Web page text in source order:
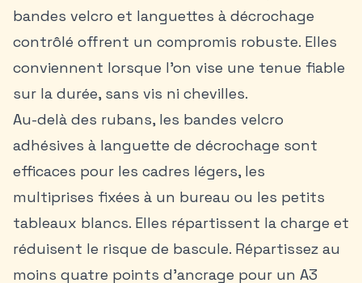
bandes velcro et languettes à décrochage
contrôlé offrent un compromis robuste. Elles
conviennent lorsque l’on vise une tenue fiable
sur la durée, sans vis ni chevilles.
Au-delà des rubans, les bandes velcro
adhésives à languette de décrochage sont
efficaces pour les cadres légers, les
multiprises fixées à un bureau ou les petits
tableaux blancs. Elles répartissent la charge et
réduisent le risque de bascule. Répartissez au
moins quatre points d’ancrage pour un A3